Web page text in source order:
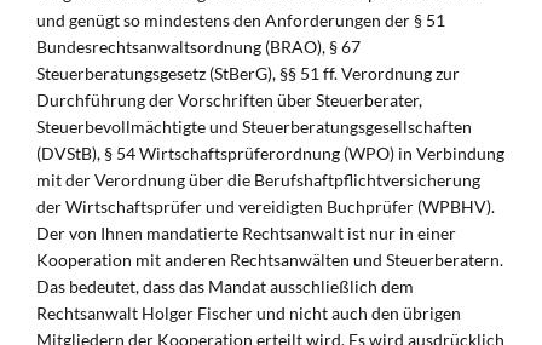
und genügt so mindestens den Anforderungen der § 51
Bundesrechtsanwaltsordnung (BRAO), § 67
Steuerberatungsgesetz (StBerG), §§ 51 ff. Verordnung zur
Durchführung der Vorschriften über Steuerberater,
Steuerbevollmächtigte und Steuerberatungsgesellschaften
(DVStB), § 54 Wirtschaftsprüferordnung (WPO) in Verbindung
mit der Verordnung über die Berufshaftpflichtversicherung
der Wirtschaftsprüfer und vereidigten Buchprüfer (WPBHV).
Der von Ihnen mandatierte Rechtsanwalt ist nur in einer
Kooperation mit anderen Rechtsanwälten und Steuerberatern.
Das bedeutet, dass das Mandat ausschließlich dem
Rechtsanwalt Holger Fischer und nicht auch den übrigen
Mitgliedern der Kooperation erteilt wird. Es wird ausdrücklich